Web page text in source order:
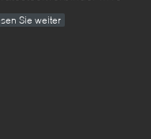
Sie weiter